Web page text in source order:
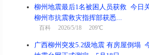
柳州地震最后1名被困人员获救 今日
柳州市抗震救灾指挥部获悉...
百科 2026/5/18 209℃
广西柳州突发5.2级地震 有房屋倒塌